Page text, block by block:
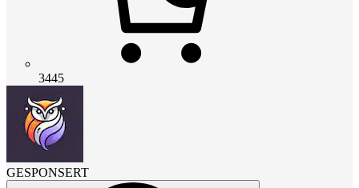
3445
GESPONSERT